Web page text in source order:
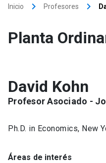
Inicio keyboard_arrow_right Profesores keyboard_arrow_right
Planta
David Kohn
Profesor Asociado -
Ph.D. in Economics, New
Áreas de interés